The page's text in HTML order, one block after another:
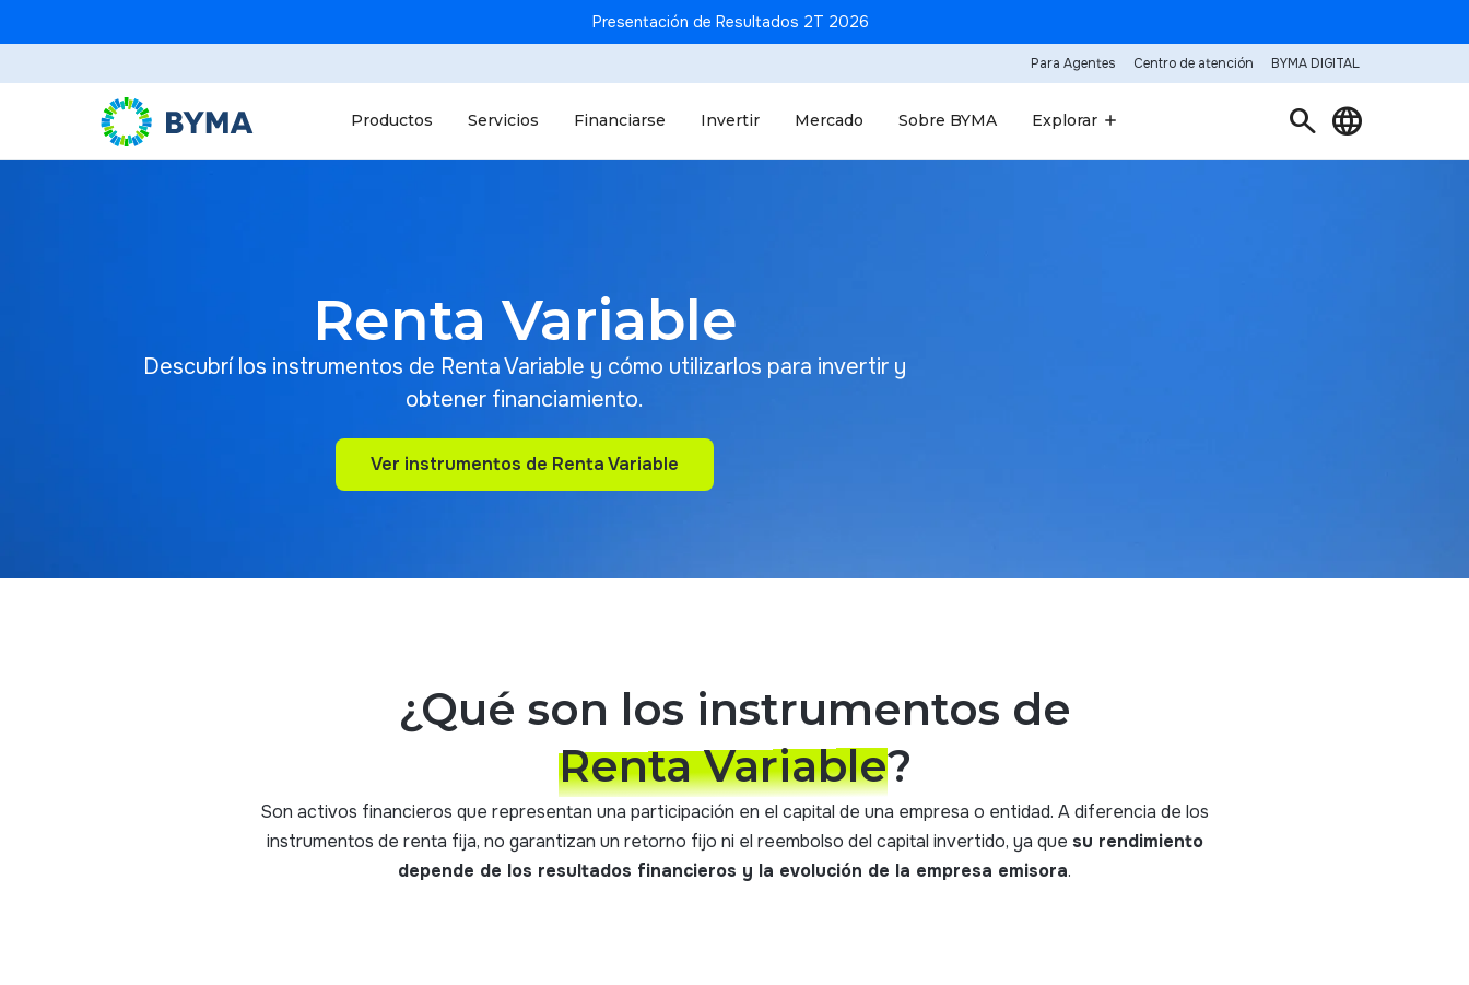
Presentación de Resultados 2T 2026
Para Agentes Centro de atención BYMA DIGITAL
Productos Servicios Financiarse Invertir Mercado Sobre BYMA Explorar search language
Renta Variable
Descubrí los instrumentos de Renta Variable y cómo utilizarlos para invertir y
obtener financiamiento.
Ver instrumentos de Renta Variable
¿Qué son los instrumentos de
Renta Variable?
Son activos financieros que representan una participación en el capital de una empresa o entidad. A diferencia de los
instrumentos de renta fija, no garantizan un retorno fijo ni el reembolso del capital invertido, ya que su rendimiento
depende de los resultados financieros y la evolución de la empresa emisora.